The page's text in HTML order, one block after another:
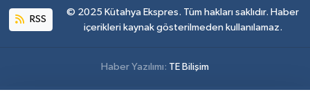
RSS
© 2025 Kütahya Ekspres. Tüm hakları saklıdır. Haber
içerikleri kaynak gösterilmeden kullanılamaz.
Haber Yazılımı: TE Bilişim